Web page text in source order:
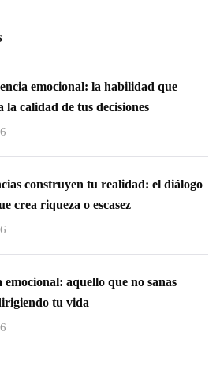
emocional: la habilidad que
la calidad de tus decisiones
construyen tu realidad: el diálogo
crea riqueza o escasez
aquello que no sanas
tu vida